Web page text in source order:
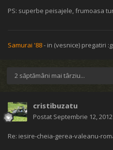
PS: superbe peisajele, frumoasa
Samurai '88- in (vesnice) pregatiri
2 săptămâni mai târziu...
cristibuzatu
Postat Septembrie 12, 2012
Re: iesire-cheia-gerea-valeanu-